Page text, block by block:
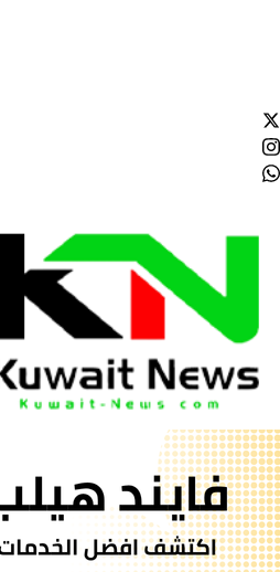
NE
News Elementor